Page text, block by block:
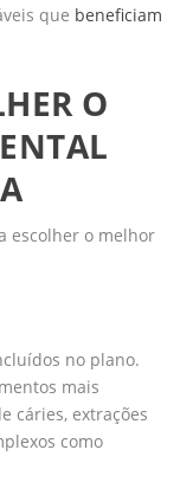
que beneficiam
O
escolher o melhor
no plano.
mais
cáries, extrações
como